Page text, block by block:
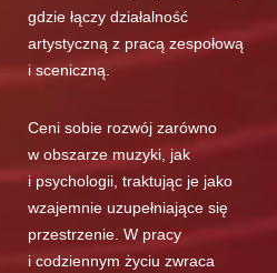
gdzie łączy działalność
artystyczną z pracą zespołową
i sceniczną.
Ceni sobie rozwój zarówno
w obszarze muzyki, jak
i psychologii, traktując je jako
wzajemnie uzupełniające się
przestrzenie. W pracy
i codziennym życiu zwraca